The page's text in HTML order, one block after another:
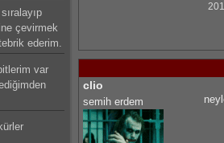
clio
semih erdem
çevirmek
ederim.
var